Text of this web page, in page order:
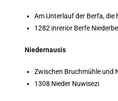
Am Unterlauf der Berfa, die
1282 inrerior Berfe
Niedernausis
Zwischen Bruchmühle und
1308 Nieder Nuwisezi